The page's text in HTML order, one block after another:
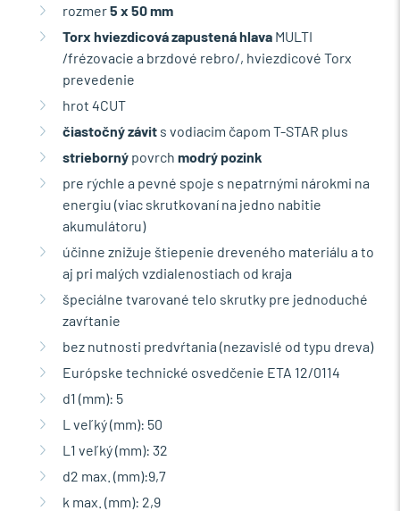
rozmer5 x 50 mm
Torx hviezdicová zapustená hlava MULTI
/frézovacie a brzdové rebro/, hviezdicové Torx
prevedenie
hrot 4CUT
čiastočný závit s vodiacim čapom T-STAR plus
strieborný povrch modrý pozink
pre rýchle a pevné spoje s nepatrnými nárokmi na
energiu (viac skrutkovaní na jedno nabitie
akumulátoru)
účinne znižuje štiepenie dreveného materiálu a to
aj pri malých vzdialenostiach od kraja
špeciálne tvarované telo skrutky pre jednoduché
zavŕtanie
bez nutnosti predvŕtania (nezavislé od typu dreva)
Európske technické osvedčenie ETA 12/0114
d1 (mm): 5
L veľký (mm): 50
L1 veľký (mm): 32
d2 max. (mm):9,7
k max. (mm): 2,9